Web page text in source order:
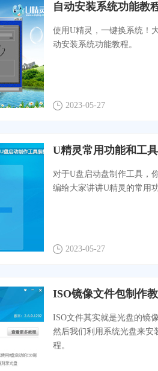
自动安装系统功能教
使用U精灵，一键换系统！
动安装系统功能教程。
2023-05-27
U精灵常用功能和工
对于U盘启动盘制作工具，
编给大家讲讲U精灵的常用
2023-05-27
ISO镜像文件包制作
ISO文件其实就是光盘的镜
然后我们利用系统光盘来安
程。